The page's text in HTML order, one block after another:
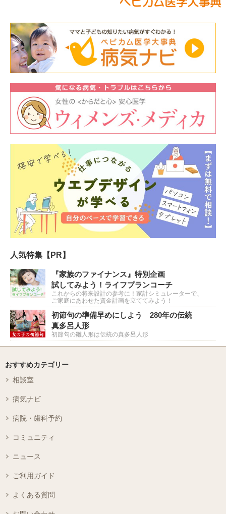
人気特集【PR】
『家族のファイナンス』特別企画
試してみよう！ライフプランコーチ
これからの将来設計の参考に！家計シミュレーターで、
ご家庭にあわせた資金計画を立ててみよう！
初節句の準備早めにしよう 280年の伝統
真多呂人形
初節句の雛人形は伝統の真多呂人形
おすすめカテゴリー
相談室
病気ナビ
病院・歯科予約
コミュニティ
ニュース
ご利用ガイド
よくある質問